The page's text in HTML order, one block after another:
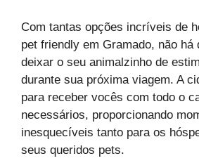
Com tantas opções incríveis de
pet friendly em Gramado, não há
deixar o seu animalzinho de
durante sua próxima viagem. A
para receber vocês com todo o
necessários, proporcionando
inesquecíveis tanto para os
seus queridos pets.